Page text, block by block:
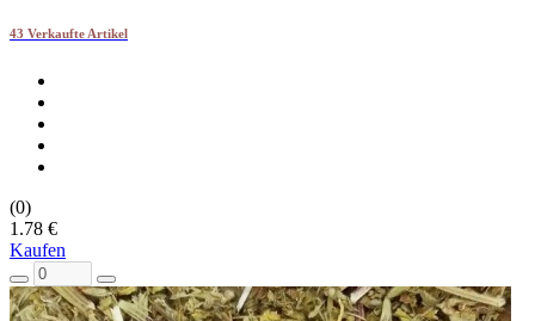
43 Verkaufte Artikel
(0)
1.78 €
Kaufen